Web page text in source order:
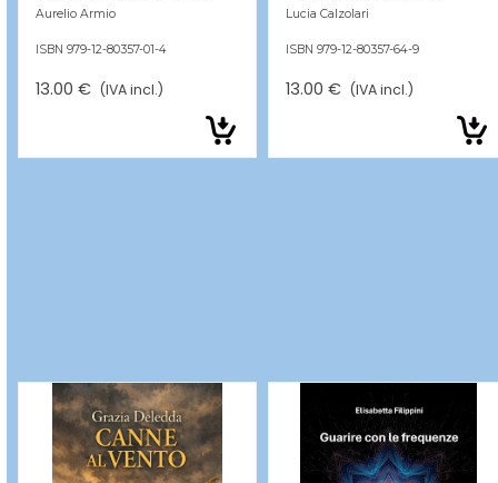
Aurelio Armio
ISBN 979-12-80357-01-4
13.00 € (IVA incl.)
Lucia Calzolari
ISBN 979-12-80357-64-9
13.00 € (IVA incl.)